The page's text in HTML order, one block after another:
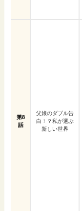
第8
話
父娘のダブル告
白！？私が選ぶ
新しい世界